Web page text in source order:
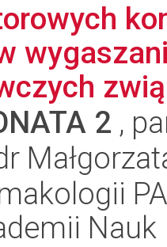
2 ,
Nauk